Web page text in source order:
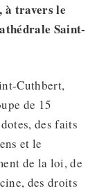
, à travers le
Saint-
Cuthbert,
de 15
des faits
et le
de la loi, de
des droits